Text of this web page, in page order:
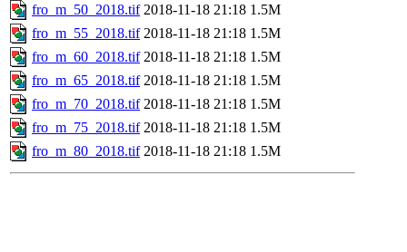
fro_m_50_2018.tif 2018-11-18 21:18 1.5M
fro_m_55_2018.tif 2018-11-18 21:18 1.5M
fro_m_60_2018.tif 2018-11-18 21:18 1.5M
fro_m_65_2018.tif 2018-11-18 21:18 1.5M
fro_m_70_2018.tif 2018-11-18 21:18 1.5M
fro_m_75_2018.tif 2018-11-18 21:18 1.5M
fro_m_80_2018.tif 2018-11-18 21:18 1.5M